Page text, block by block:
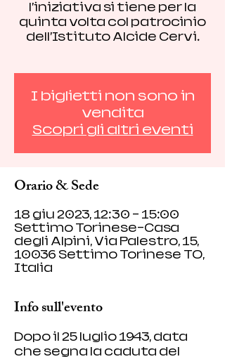
l’iniziativa si tiene per la
quinta volta col patrocinio
dell’Istituto Alcide Cervi.
I biglietti non sono in
vendita
Scopri gli altri eventi
Orario & Sede
18 giu 2023, 12:30 – 15:00
Settimo Torinese-Casa
degli Alpini, Via Palestro, 15,
10036 Settimo Torinese TO,
Italia
Info sull'evento
Dopo il 25 luglio 1943, data
che segna la caduta del